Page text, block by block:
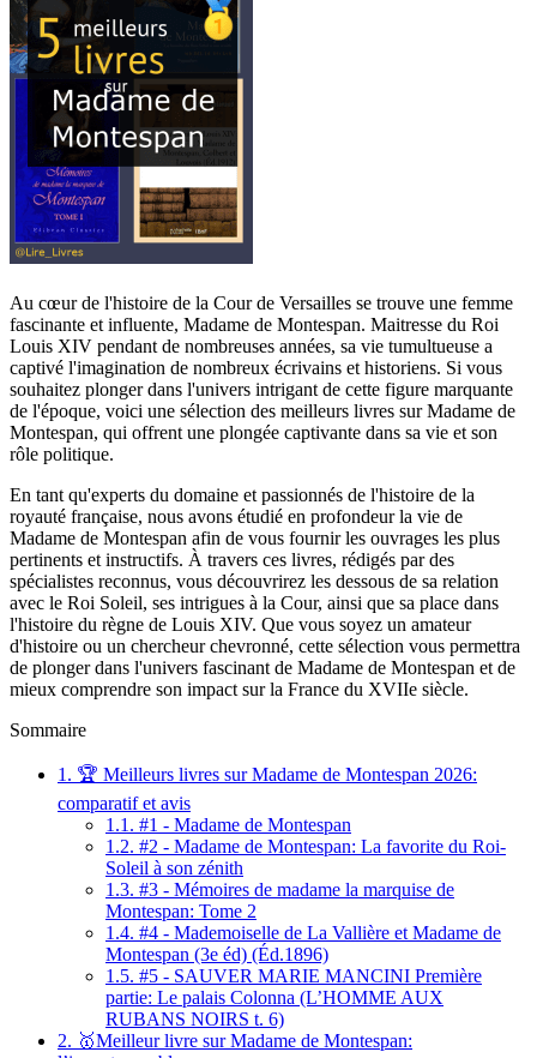
Au cœur de l'histoire de la Cour de Versailles se trouve une femme
fascinante et influente, Madame de Montespan. Maitresse du Roi
Louis XIV pendant de nombreuses années, sa vie tumultueuse a
captivé l'imagination de nombreux écrivains et historiens. Si vous
souhaitez plonger dans l'univers intrigant de cette figure marquante
de l'époque, voici une sélection des meilleurs livres sur Madame de
Montespan, qui offrent une plongée captivante dans sa vie et son
rôle politique.
En tant qu'experts du domaine et passionnés de l'histoire de la
royauté française, nous avons étudié en profondeur la vie de
Madame de Montespan afin de vous fournir les ouvrages les plus
pertinents et instructifs. À travers ces livres, rédigés par des
spécialistes reconnus, vous découvrirez les dessous de sa relation
avec le Roi Soleil, ses intrigues à la Cour, ainsi que sa place dans
l'histoire du règne de Louis XIV. Que vous soyez un amateur
d'histoire ou un chercheur chevronné, cette sélection vous permettra
de plonger dans l'univers fascinant de Madame de Montespan et de
mieux comprendre son impact sur la France du XVIIe siècle.
Sommaire
1. 🏆 Meilleurs livres sur Madame de Montespan 2026:
comparatif et avis
1.1. #1 - Madame de Montespan
1.2. #2 - Madame de Montespan: La favorite du Roi-
Soleil à son zénith
1.3. #3 - Mémoires de madame la marquise de
Montespan: Tome 2
1.4. #4 - Mademoiselle de La Vallière et Madame de
Montespan (3e éd) (Éd.1896)
1.5. #5 - SAUVER MARIE MANCINI Première
partie: Le palais Colonna (L’HOMME AUX
RUBANS NOIRS t. 6)
2. 🥇Meilleur livre sur Madame de Montespan: